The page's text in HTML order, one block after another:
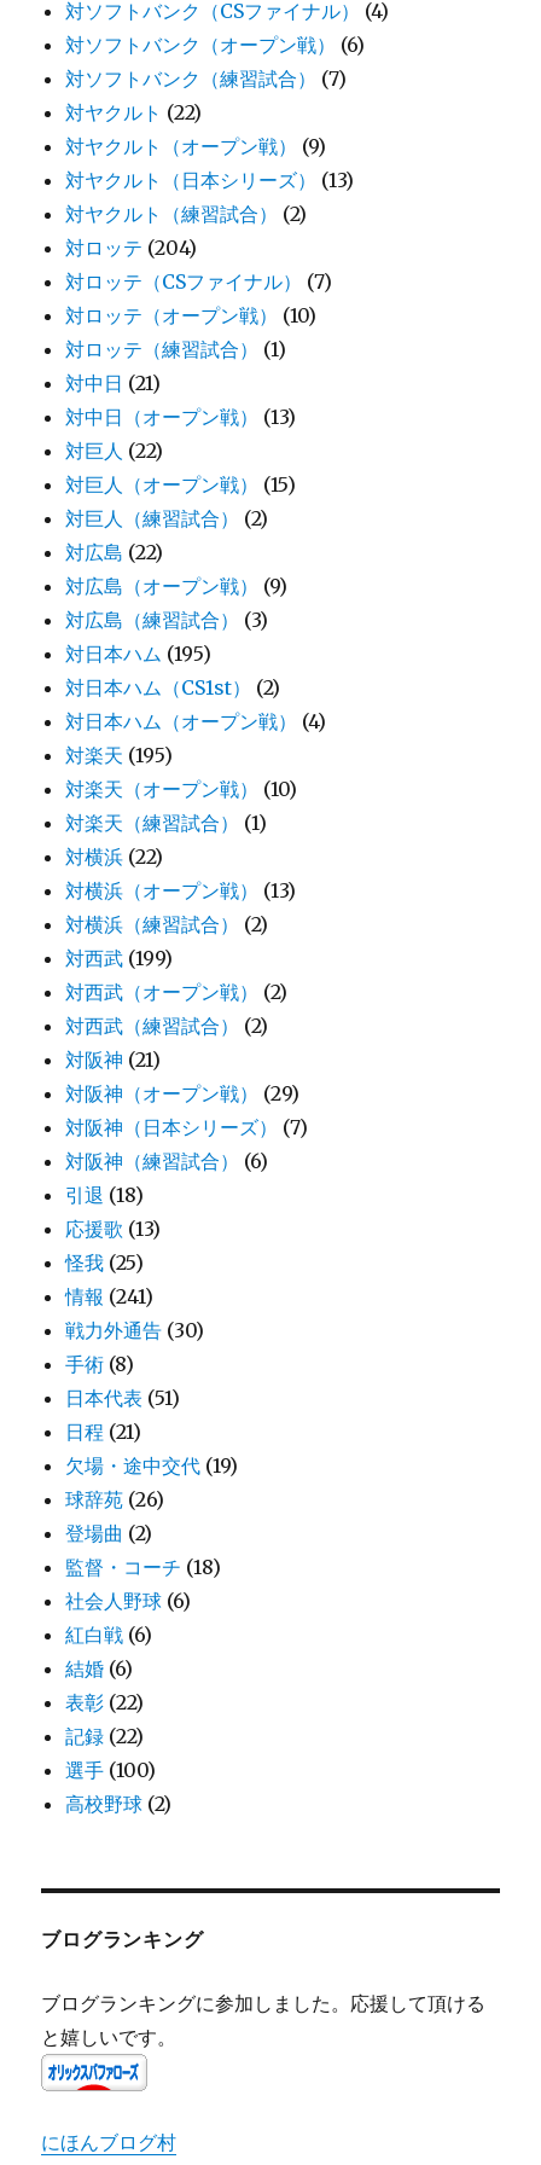
対ソフトバンク（CSファイナル）
(4)
対ソフトバンク（オープン戦）
(6)
対ソフトバンク（練習試合）
(7)
対ヤクルト (22)
対ヤクルト（オープン戦）
(9)
対ヤクルト（日本シリーズ）
(13)
対ヤクルト（練習試合）
(2)
対ロッテ (204)
対ロッテ（CSファイナル）
(7)
対ロッテ（オープン戦）
(10)
対ロッテ（練習試合）
(1)
対中日 (21)
対中日（オープン戦）
(13)
対巨人 (22)
対巨人（オープン戦）
(15)
対巨人（練習試合）
(2)
対広島 (22)
対広島（オープン戦）
(9)
対広島（練習試合）
(3)
対日本ハム (195)
対日本ハム（CS1st）
(2)
対日本ハム（オープン戦）
(4)
対楽天 (195)
対楽天（オープン戦）
(10)
対楽天（練習試合）
(1)
対横浜 (22)
対横浜（オープン戦）
(13)
対横浜（練習試合）
(2)
対西武 (199)
対西武（オープン戦）
(2)
対西武（練習試合）
(2)
対阪神 (21)
対阪神（オープン戦）
(29)
対阪神（日本シリーズ）
(7)
対阪神（練習試合）
(6)
引退 (18)
応援歌 (13)
怪我 (25)
情報 (241)
戦力外通告 (30)
手術 (8)
日本代表 (51)
日程 (21)
欠場・途中交代 (19)
球辞苑 (26)
登場曲 (2)
監督・コーチ (18)
社会人野球 (6)
紅白戦 (6)
結婚 (6)
表彰 (22)
記録 (22)
選手 (100)
高校野球 (2)
ブログランキング
ブログランキングに参加しました。応援して頂ける
と嬉しいです。
にほんブログ村